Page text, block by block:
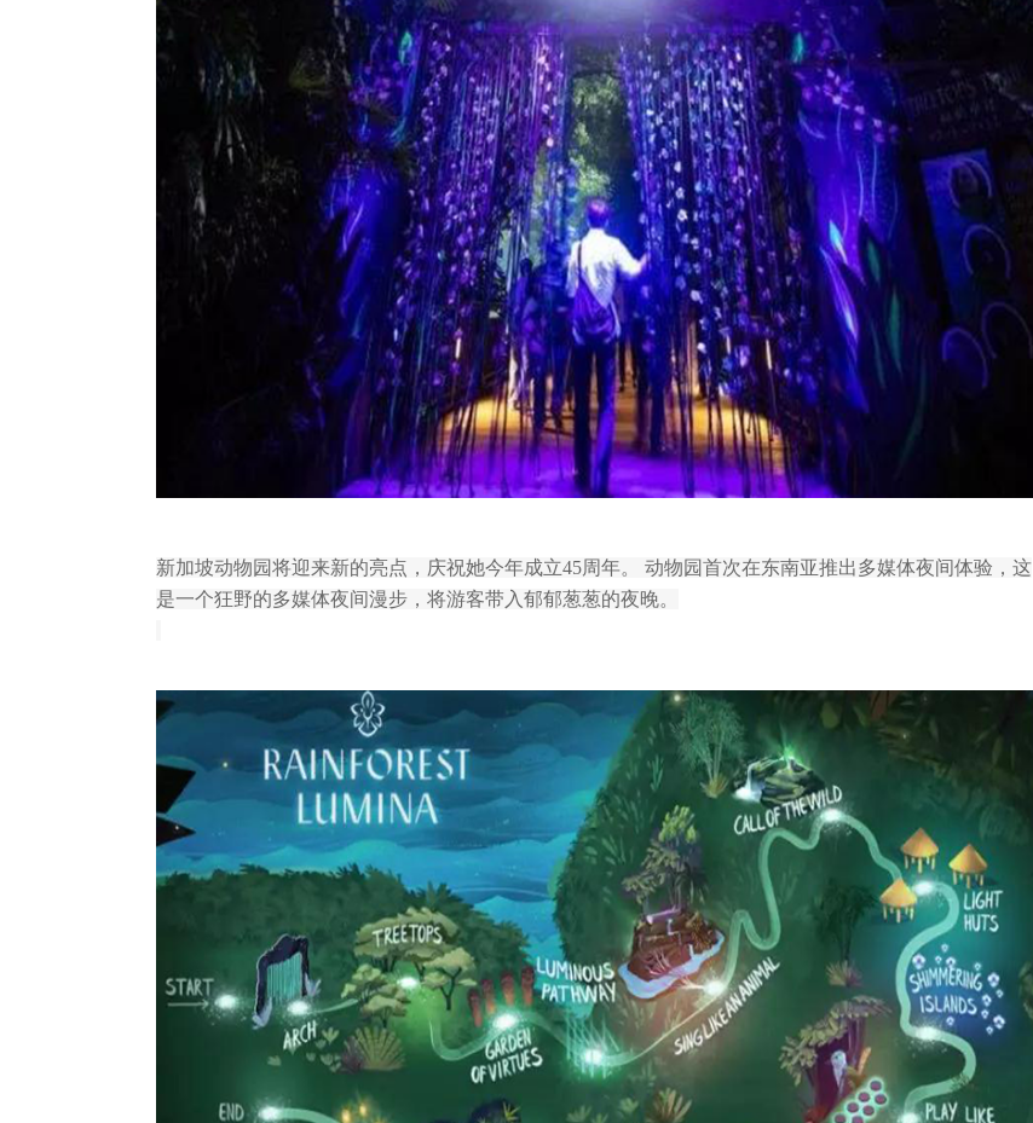
新加坡动物园将迎来新的亮点，庆祝她今年成立45周年。 动物园首次在东南亚推出多媒体夜间体验，这
是一个狂野的多媒体夜间漫步，将游客带入郁郁葱葱的夜晚。